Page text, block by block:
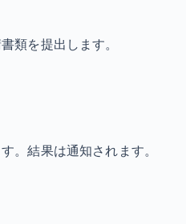
類を提出します。
。結果は通知されます。